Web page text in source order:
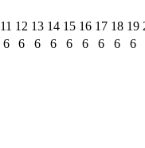
11 12 13 14 15 16 17 18 19
6 6 6 6 6 6 6 6 6